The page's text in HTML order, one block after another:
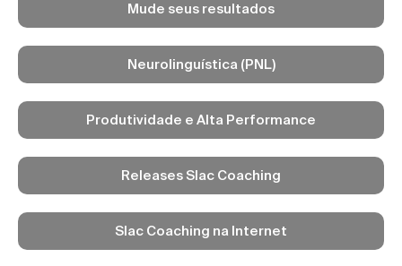
Mude seus resultados
Neurolinguística (PNL)
Produtividade e Alta Performance
Releases Slac Coaching
Slac Coaching na Internet